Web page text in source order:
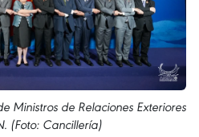
Ministros de Relaciones Exteriores
(Foto: Cancillería)